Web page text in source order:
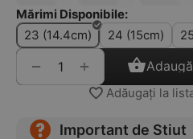
Mărimi Disponibile:
23 (14.4cm)
24 (15cm)
+
−
Adăugați la
Important de Stiut